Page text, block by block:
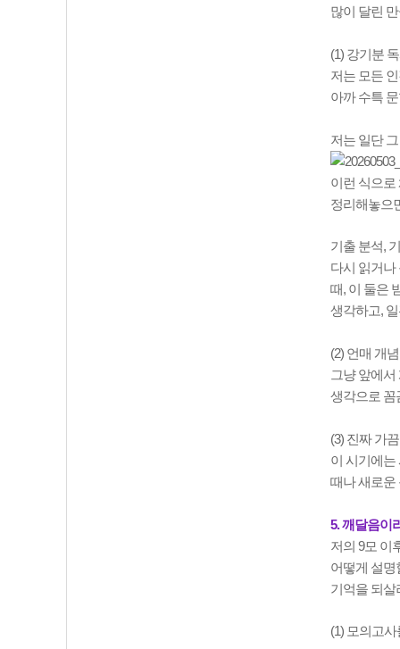
많이 달린
(1) 강기분
저는 모든
아까 수특
저는 일단
이런 식으로
정리해놓으
기출 분석,
다시 읽거나
때, 이 둘은
생각하고,
(2) 언매 개
그냥 앞에
생각으로 꼼
(3) 진짜 가
이 시기에는
때나 새로운
5. 깨달음이
저의 9모 이
어떻게 설명
기억을 되살
(1) 모의고